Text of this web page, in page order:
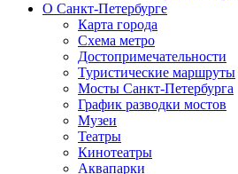
О Санкт-Петербурге
Карта города
Схема метро
Достопримечательности
Туристические маршруты
Мосты Санкт-Петербурга
График разводки мостов
Музеи
Театры
Кинотеатры
Аквапарки